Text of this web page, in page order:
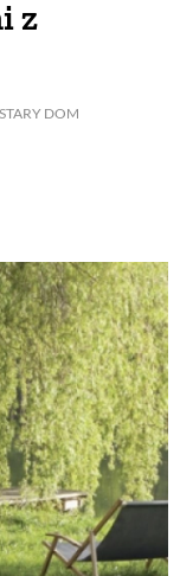
z
STARY DOM